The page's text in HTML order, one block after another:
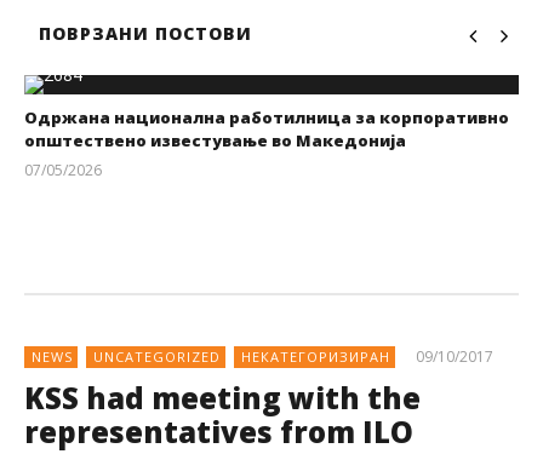
ПОВРЗАНИ ПОСТОВИ
Одржана национална работилница за корпоративно
општествено известување во Македонија
07/05/2026
NEWS UNCATEGORIZED НЕКАТЕГОРИЗИРАН 09/10/2017
KSS had meeting with the
representatives from ILO